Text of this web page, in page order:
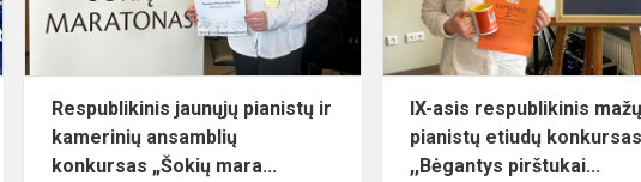
2026"
ansamblių
konku...
Respublikinis jaunųjų pianistų ir
kamerinių ansamblių
konkursas „Šokių mara...
IX-asis respublikinis
pianistų etiudų konkursas
,,Bėgantys pirštukai...